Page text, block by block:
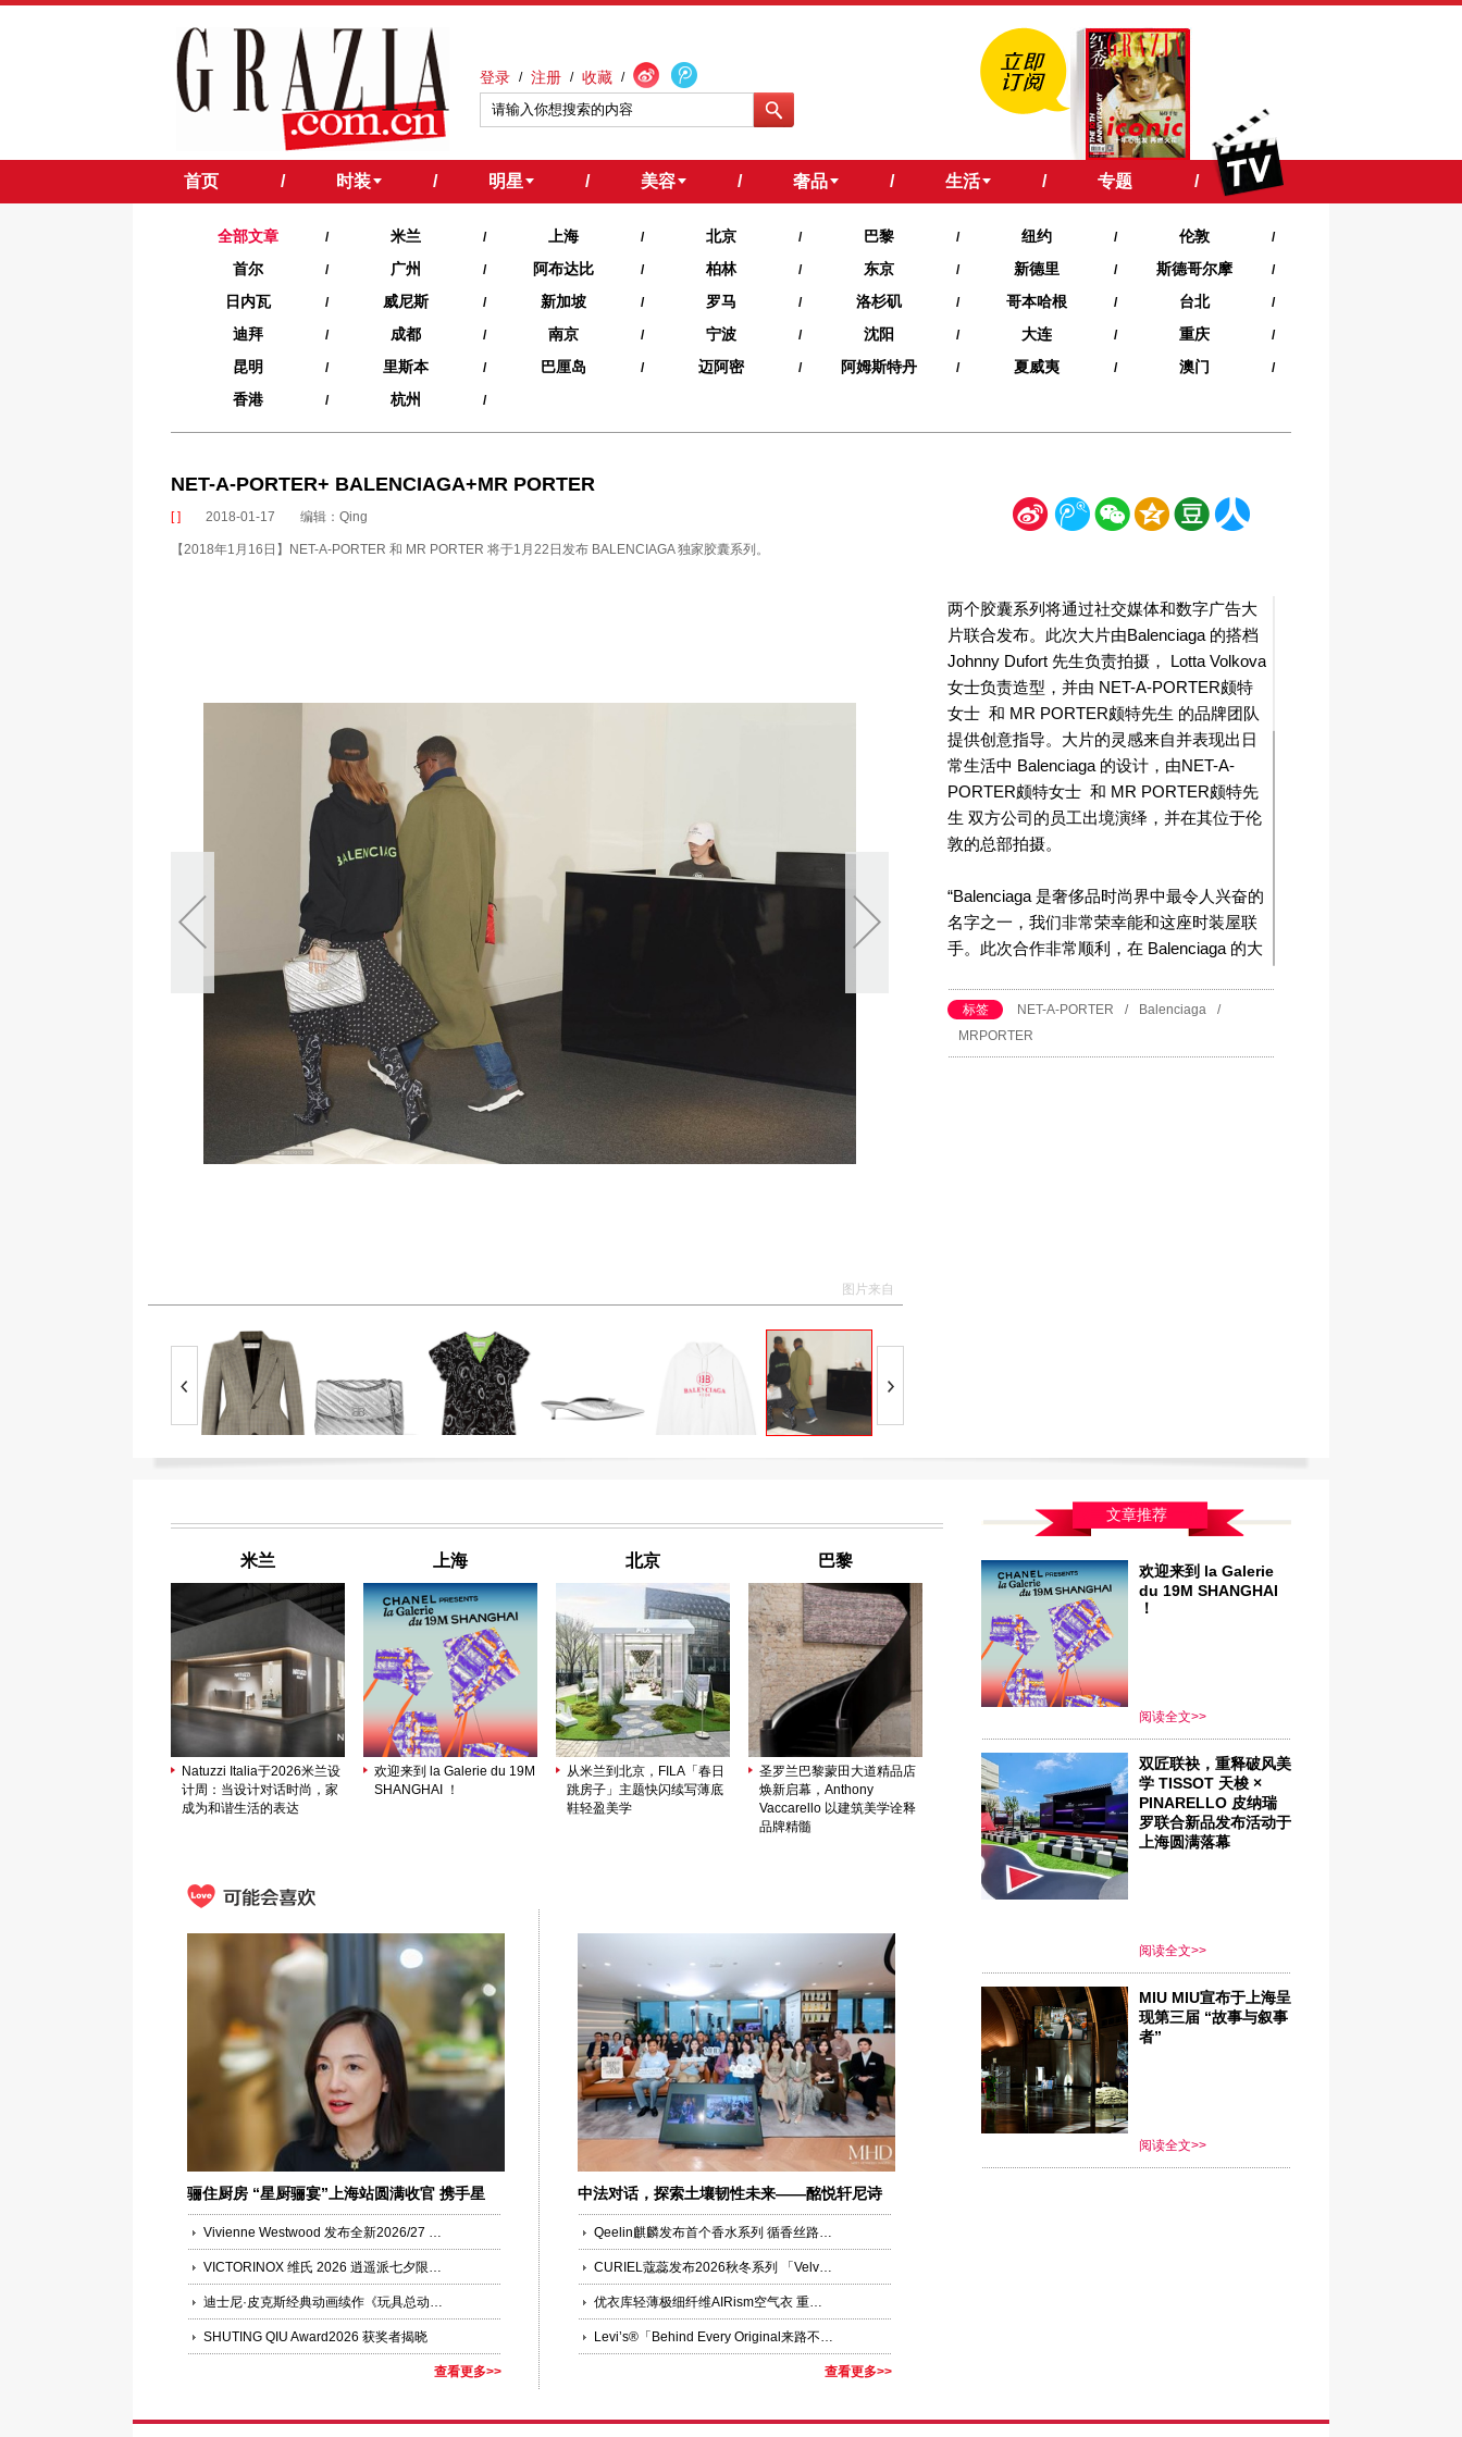
登录 / 注册 / 收藏 /
首页 / 时装 / 明星 / 美容 / 奢品 / 生活 / 专题 /
全部文章 / 米兰 / 上海 / 北京 / 巴黎 / 纽约 / 伦敦 /
首尔 / 广州 / 阿布达比 / 柏林 / 东京 / 新德里 / 斯德哥尔摩 /
日内瓦 / 威尼斯 / 新加坡 / 罗马 / 洛杉矶 / 哥本哈根 / 台北 /
迪拜 / 成都 / 南京 / 宁波 / 沈阳 / 大连 / 重庆 /
昆明 / 里斯本 / 巴厘岛 / 迈阿密 / 阿姆斯特丹 / 夏威夷‍ / 澳门 /
香港 / 杭州 /
NET-A-PORTER+ BALENCIAGA+MR PORTER
[ ] 2018-01-17 编辑：Qing
【2018年1月16日】NET-A-PORTER 和 MR PORTER 将于1月22日发布 BALENCIAGA 独家胶囊系列。
新 腾 微 空 豆
图片来自
两个胶囊系列将通过社交媒体和数字广告大
片联合发布。此次大片由Balenciaga 的搭档
Johnny Dufort 先生负责拍摄， Lotta Volkova
女士负责造型，并由 NET-A-PORTER颇特
女士 和 MR PORTER颇特先生 的品牌团队
提供创意指导。大片的灵感来自并表现出日
常生活中 Balenciaga 的设计，由NET-A-
PORTER颇特女士 和 MR PORTER颇特先
生 双方公司的员工出境演绎，并在其位于伦
敦的总部拍摄。
“Balenciaga 是奢侈品时尚界中最令人兴奋的
名字之一，我们非常荣幸能和这座时装屋联
手。此次合作非常顺利，在 Balenciaga 的大
指导下，我们自己的团队在办公室里亲身演
绎这2个独家系列——这一切都史无前例。
Johnny 敏锐的观察力和 Lotta 标志性的随性
Balenciaga X MR PORTER独家胶囊系列于
http://www.mrporter.com/mens/designers/balenciaga
标签 NET-A-PORTER / Balenciaga
/
MRPORTER
米兰
Natuzzi Italia于2026米兰设
计周：当设计对话时尚，家
成为和谐生活的表达
上海
欢迎来到 la Galerie du 19M
SHANGHAI ！
北京
从米兰到北京，FILA「春日
跳房子」主题快闪续写薄底
鞋轻盈美学
巴黎
圣罗兰巴黎蒙田大道精品店
焕新启幕，Anthony
Vaccarello 以建筑美学诠释
品牌精髓
骊住厨房 “星厨骊宴”上海站圆满收官 携手星
厨，以四季时令与城市文化演绎“上乘非奢”
Vivienne Westwood 发布全新2026/27 秋冬系列大片
VICTORINOX 维氏 2026 逍遥派七夕限定版瑞士军刀浪漫上市——凝萃瑞士匠心，赴约月书赤绳
迪士尼·皮克斯经典动画续作《玩具总动员5》中国首映礼盛大举办
SHUTING QIU Award2026 获奖者揭晓
查看更多>>
中法对话，探索土壤韧性未来——酩悦轩尼诗
第三届国际“由壤而生”论坛圆满落幕
Qeelin麒麟发布首个香水系列 循香丝路，交汇东西美学
CURIEL蔻蕊发布2026秋冬系列 「Velvet Palimpsest绒影叠章」全新广告大片
优衣库轻薄极细纤维AIRism空气衣 重新定义夏日干爽与舒适的穿着体验
Levi’s®「Behind Every Original来路不凡」限时快闪空降成都，与 ROSÉ共同解锁丹宁新态度
查看更多>>
文章推荐
欢迎来到 la Galerie
du 19M SHANGHAI
！
阅读全文>>
双匠联袂，重释破风美
学 TISSOT 天梭 ×
PINARELLO 皮纳瑞
罗联合新品发布活动于
上海圆满落幕
阅读全文>>
MIU MIU宣布于上海呈
现第三届 “故事与叙事
者”
阅读全文>>